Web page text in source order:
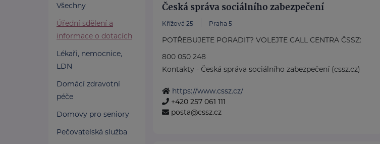
Všechny
Úřední sdělení a
informace o dotacích
Lékaři, nemocnice,
LDN
Domácí zdravotní
péče
Domovy pro seniory
Pečovatelská služba
Česká správa sociálního zabezpečení
Křížová 25 Praha 5
POTŘEBUJETE PORADIT? VOLEJTE CALL CENTRA ČSSZ:
800 050 248
Kontakty - Česká správa sociálního zabezpečení (cssz.cz)
https://www.cssz.cz/
+420 257 061 111
posta@cssz.cz